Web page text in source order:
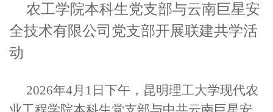
农工学院本科生党支部与云南巨星安
全技术有限公司党支部开展联建共学活
动
2026年4月1日下午，昆明理工大学现代农